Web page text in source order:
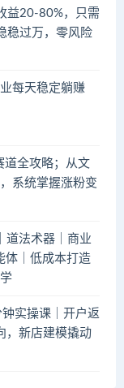
益20-80%，只需
稳过万，零风险
每天稳定躺赚
道全攻略；从文
系统掌握涨粉变
道法术器｜商业
体｜低成本打造
实操课｜开户返
，新店建模撬动